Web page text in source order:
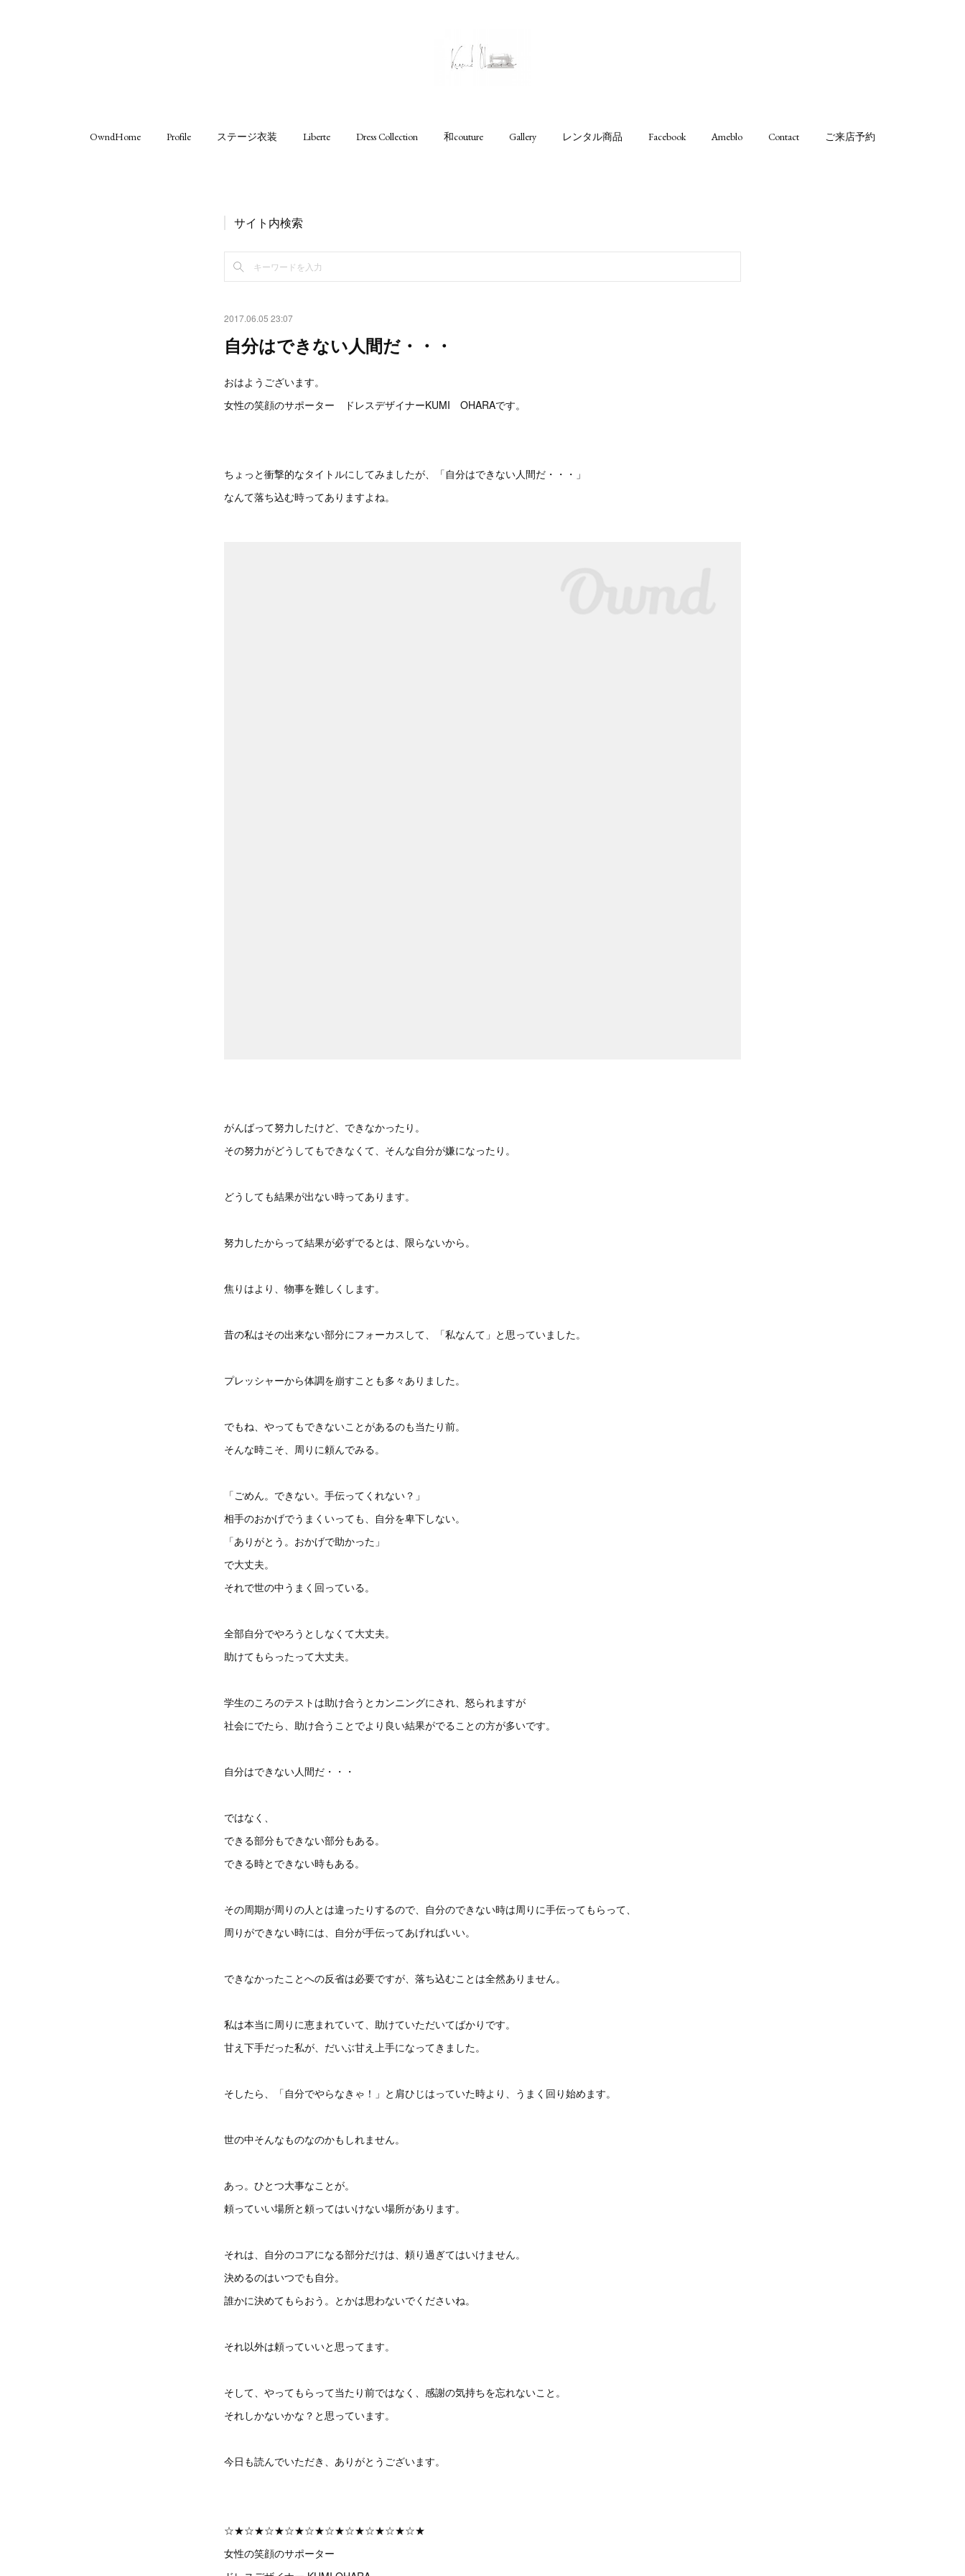
OwndHome Profile ステージ衣装 Liberte Dress Collection 和couture Gallery レンタル商品 Facebook Ameblo Contact ご来店予約
サイト内検索
2017.06.05 23:07
自分はできない人間だ・・・
おはようございます。
女性の笑顔のサポーター ドレスデザイナーKUMI OHARAです。
ちょっと衝撃的なタイトルにしてみましたが、「自分はできない人間だ・・・」
なんて落ち込む時ってありますよね。
がんばって努力したけど、できなかったり。
その努力がどうしてもできなくて、そんな自分が嫌になったり。
どうしても結果が出ない時ってあります。
努力したからって結果が必ずでるとは、限らないから。
焦りはより、物事を難しくします。
昔の私はその出来ない部分にフォーカスして、「私なんて」と思っていました。
プレッシャーから体調を崩すことも多々ありました。
でもね、やってもできないことがあるのも当たり前。
そんな時こそ、周りに頼んでみる。
「ごめん。できない。手伝ってくれない？」
相手のおかげでうまくいっても、自分を卑下しない。
「ありがとう。おかげで助かった」
で大丈夫。
それで世の中うまく回っている。
全部自分でやろうとしなくて大丈夫。
助けてもらったって大丈夫。
学生のころのテストは助け合うとカンニングにされ、怒られますが
社会にでたら、助け合うことでより良い結果がでることの方が多いです。
自分はできない人間だ・・・
ではなく、
できる部分もできない部分もある。
できる時とできない時もある。
その周期が周りの人とは違ったりするので、自分のできない時は周りに手伝ってもらって、
周りができない時には、自分が手伝ってあげればいい。
できなかったことへの反省は必要ですが、落ち込むことは全然ありません。
私は本当に周りに恵まれていて、助けていただいてばかりです。
甘え下手だった私が、だいぶ甘え上手になってきました。
そしたら、「自分でやらなきゃ！」と肩ひじはっていた時より、うまく回り始めます。
世の中そんなものなのかもしれません。
あっ。ひとつ大事なことが。
頼っていい場所と頼ってはいけない場所があります。
それは、自分のコアになる部分だけは、頼り過ぎてはいけません。
決めるのはいつでも自分。
誰かに決めてもらおう。とかは思わないでくださいね。
それ以外は頼っていいと思ってます。
そして、やってもらって当たり前ではなく、感謝の気持ちを忘れないこと。
それしかないかな？と思っています。
今日も読んでいただき、ありがとうございます。
☆★☆★☆★☆★☆★☆★☆★☆★☆★☆★
女性の笑顔のサポーター